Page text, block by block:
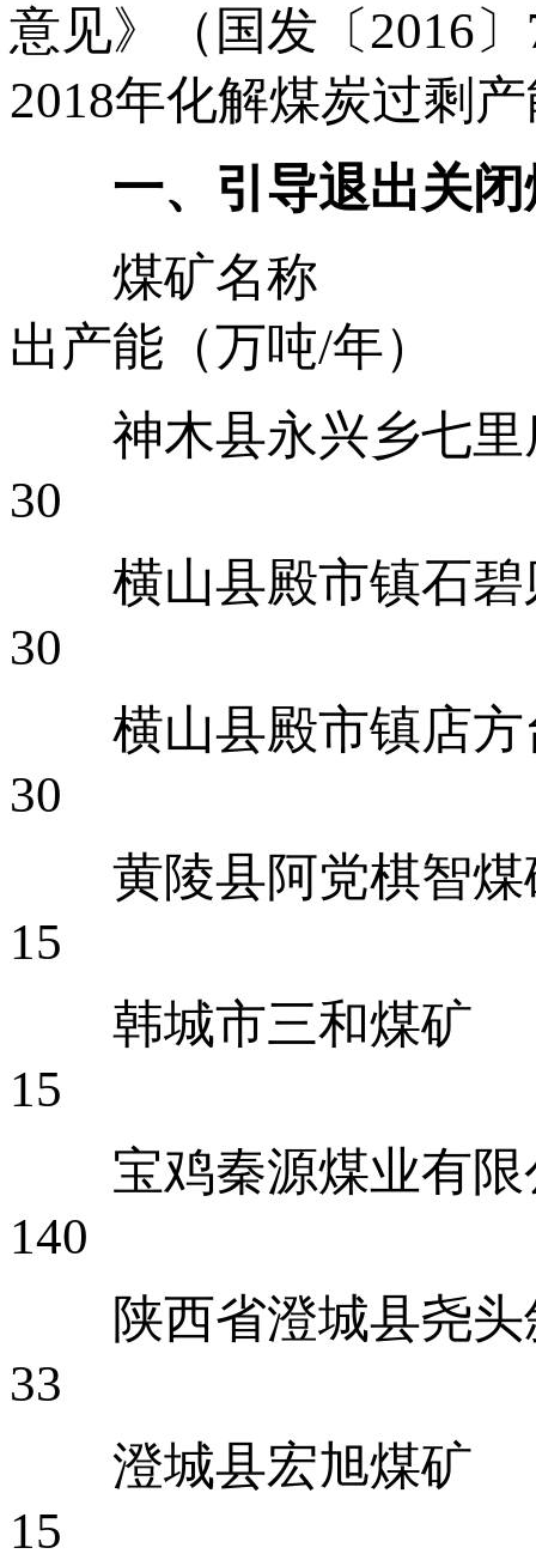
意见》（国发〔2016
2018年化解煤炭过剩
一、引导退出关
煤
出产能（万吨/年）
神木县
30
横山县
30
横山县
30
黄陵县
15
韩城
15
宝鸡秦
140
陕西省澄城
33
澄城
15